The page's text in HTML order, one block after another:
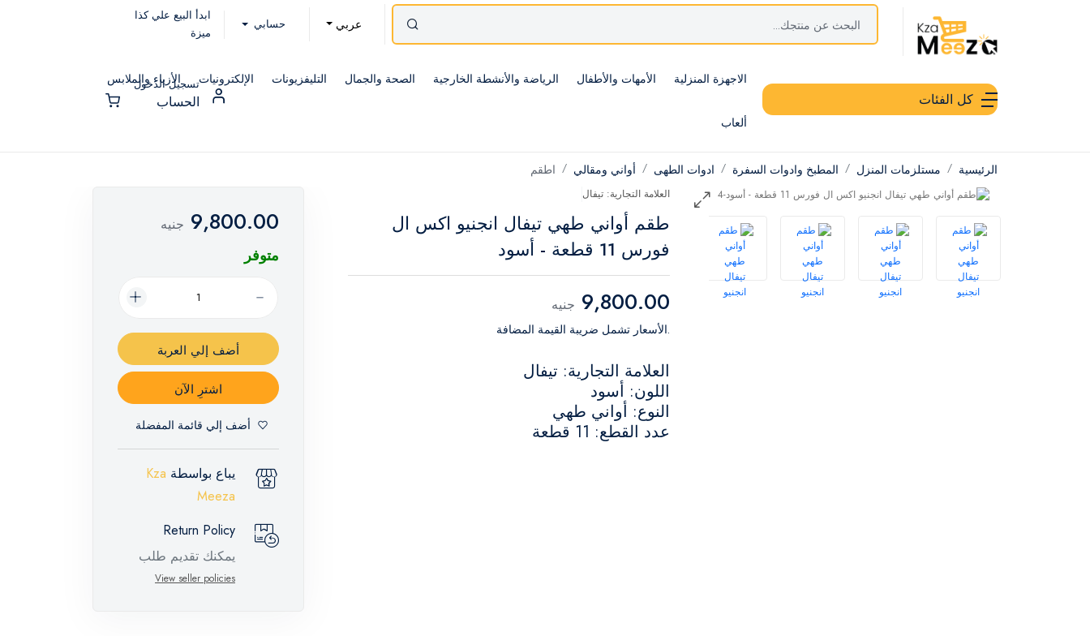
عربي حسابي
ابدأ البيع علي كذا
ميزة
كل الفئات
الاجهزة المنزلية الأمهات والأطفال الرياضة والأنشطة الخارجية الصحة والجمال التليفزيونات الإلكترونيات الأزياء والملابس
ألعاب
تسجيل الدخول
الحساب
الرئيسية مستلزمات المنزل المطبخ وادوات السفرة ادوات الطهى أواني ومقالي اطقم
العلامة التجارية: تيفال
طقم أواني طهي تيفال انجنيو اكس ال
فورس 11 قطعة - أسود
9,800.00 جنيه
.الأسعار تشمل ضريبة القيمة المضافة
العلامة التجارية: تيفال
اللون: أسود
النوع: أواني طهي
عدد القطع: 11 قطعة
9,800.00 جنيه
متوفر
أضف إلي العربة
اشترِ الآن
أضف إلي قائمة المفضلة
يباع بواسطة Kza
Meeza
Return Policy
يمكنك تقديم طلب
إرجاع لهذه المنتجات
View seller policies